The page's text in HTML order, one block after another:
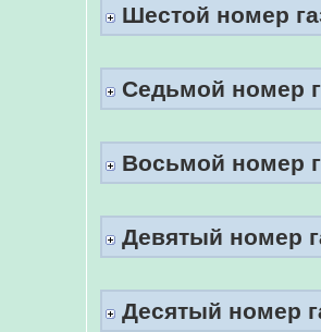
Шестой номер
Седьмой номер
Восьмой номер
Девятый номер
Десятый номер